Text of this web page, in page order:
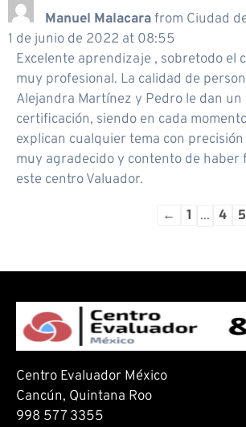
Manuel Malacarafrom Ciudad
1 de junio de 2022 at 08:55
Excelente aprendizaje , sobretodo el
muy profesional. La calidad de
Alejandra Martínez y Pedro le dan un
certificación, siendo en cada
explican cualquier tema con
muy agradecido y contento de haber
este centro Valuador.
← 1 ... 4 5
Centro Evaluador México
Cancún, Quintana Roo
998 577 3355